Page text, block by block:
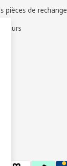
pièces de rechange